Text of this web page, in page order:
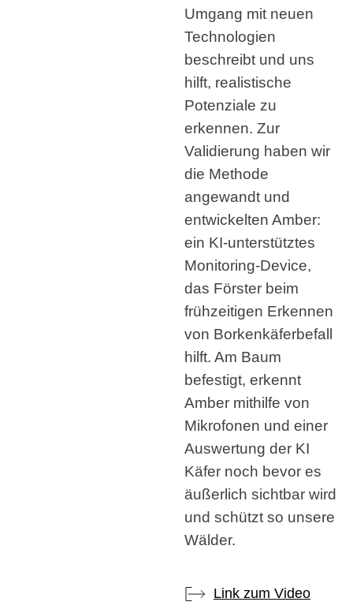
Umgang mit neuen
Technologien
beschreibt und uns
hilft, realistische
Potenziale zu
erkennen. Zur
Validierung haben wir
die Methode
angewandt und
entwickelten Amber:
ein KI-unterstütztes
Monitoring-Device,
das Förster beim
frühzeitigen Erkennen
von Borkenkäferbefall
hilft. Am Baum
befestigt, erkennt
Amber mithilfe von
Mikrofonen und einer
Auswertung der KI
Käfer noch bevor es
äußerlich sichtbar wird
und schützt so unsere
Wälder.
Link zum Video